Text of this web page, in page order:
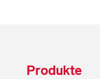
Produkte